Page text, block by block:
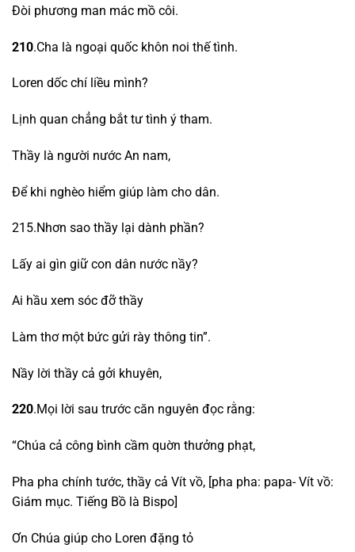
Đòi phương man mác mồ côi.
210.Cha là ngoại quốc khôn noi thế tình.
Loren dốc chí liều mình?
Lịnh quan chẳng bắt tư tình ý tham.
Thầy là người nước An nam,
Để khi nghèo hiểm giúp làm cho dân.
215.Nhơn sao thầy lại dành phần?
Lấy ai gìn giữ con dân nước nầy?
Ai hầu xem sóc đỡ thầy
Làm thơ một bức gửi rày thông tin”.
Nầy lời thầy cả gởi khuyên,
220.Mọi lời sau trước căn nguyên đọc rằng:
“Chúa cả công bình cầm quờn thưởng phạt,
Pha pha chính tước, thầy cả Vít vồ, [pha pha: papa- Vít vồ:
Giám mục. Tiếng Bồ là Bispo]
Ơn Chúa giúp cho Loren đặng tỏ